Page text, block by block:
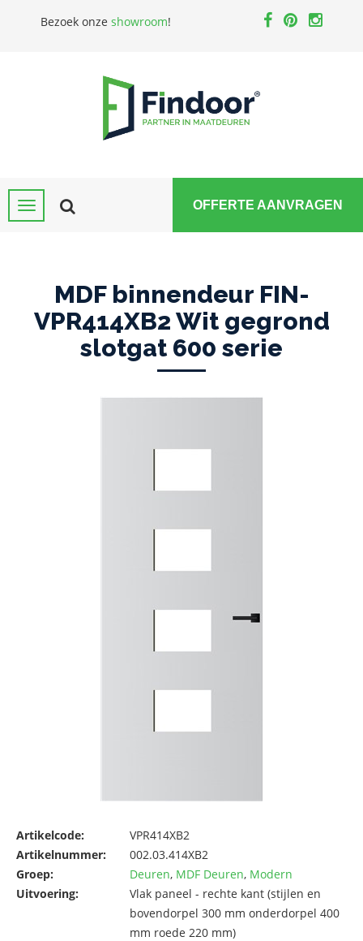
Bezoek onze showroom!
OFFERTE AANVRAGEN
MDF binnendeur FIN-
VPR414XB2 Wit gegrond
slotgat 600 serie
Artikelcode:
VPR414XB2
Artikelnummer:
002.03.414XB2
Groep:
Deuren, MDF Deuren, Modern
Uitvoering:
Vlak paneel - rechte kant (stijlen en
bovendorpel 300 mm onderdorpel 400
mm roede 220 mm)